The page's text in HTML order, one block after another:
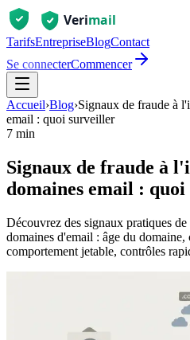
TarifsEntrepriseBlogContact
Se connecterCommencer
Accueil›Blog›Signaux de fraude à
email : quoi surveiller
7 min
Signaux de fraude à
domaines email :
Découvrez des signaux pratiques
domaines d'email : âge du
comportement jetable, contrôles